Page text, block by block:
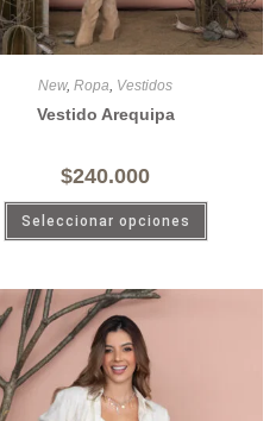
New, Ropa, Vestidos
Vestido Arequipa
$240.000
Seleccionar opciones